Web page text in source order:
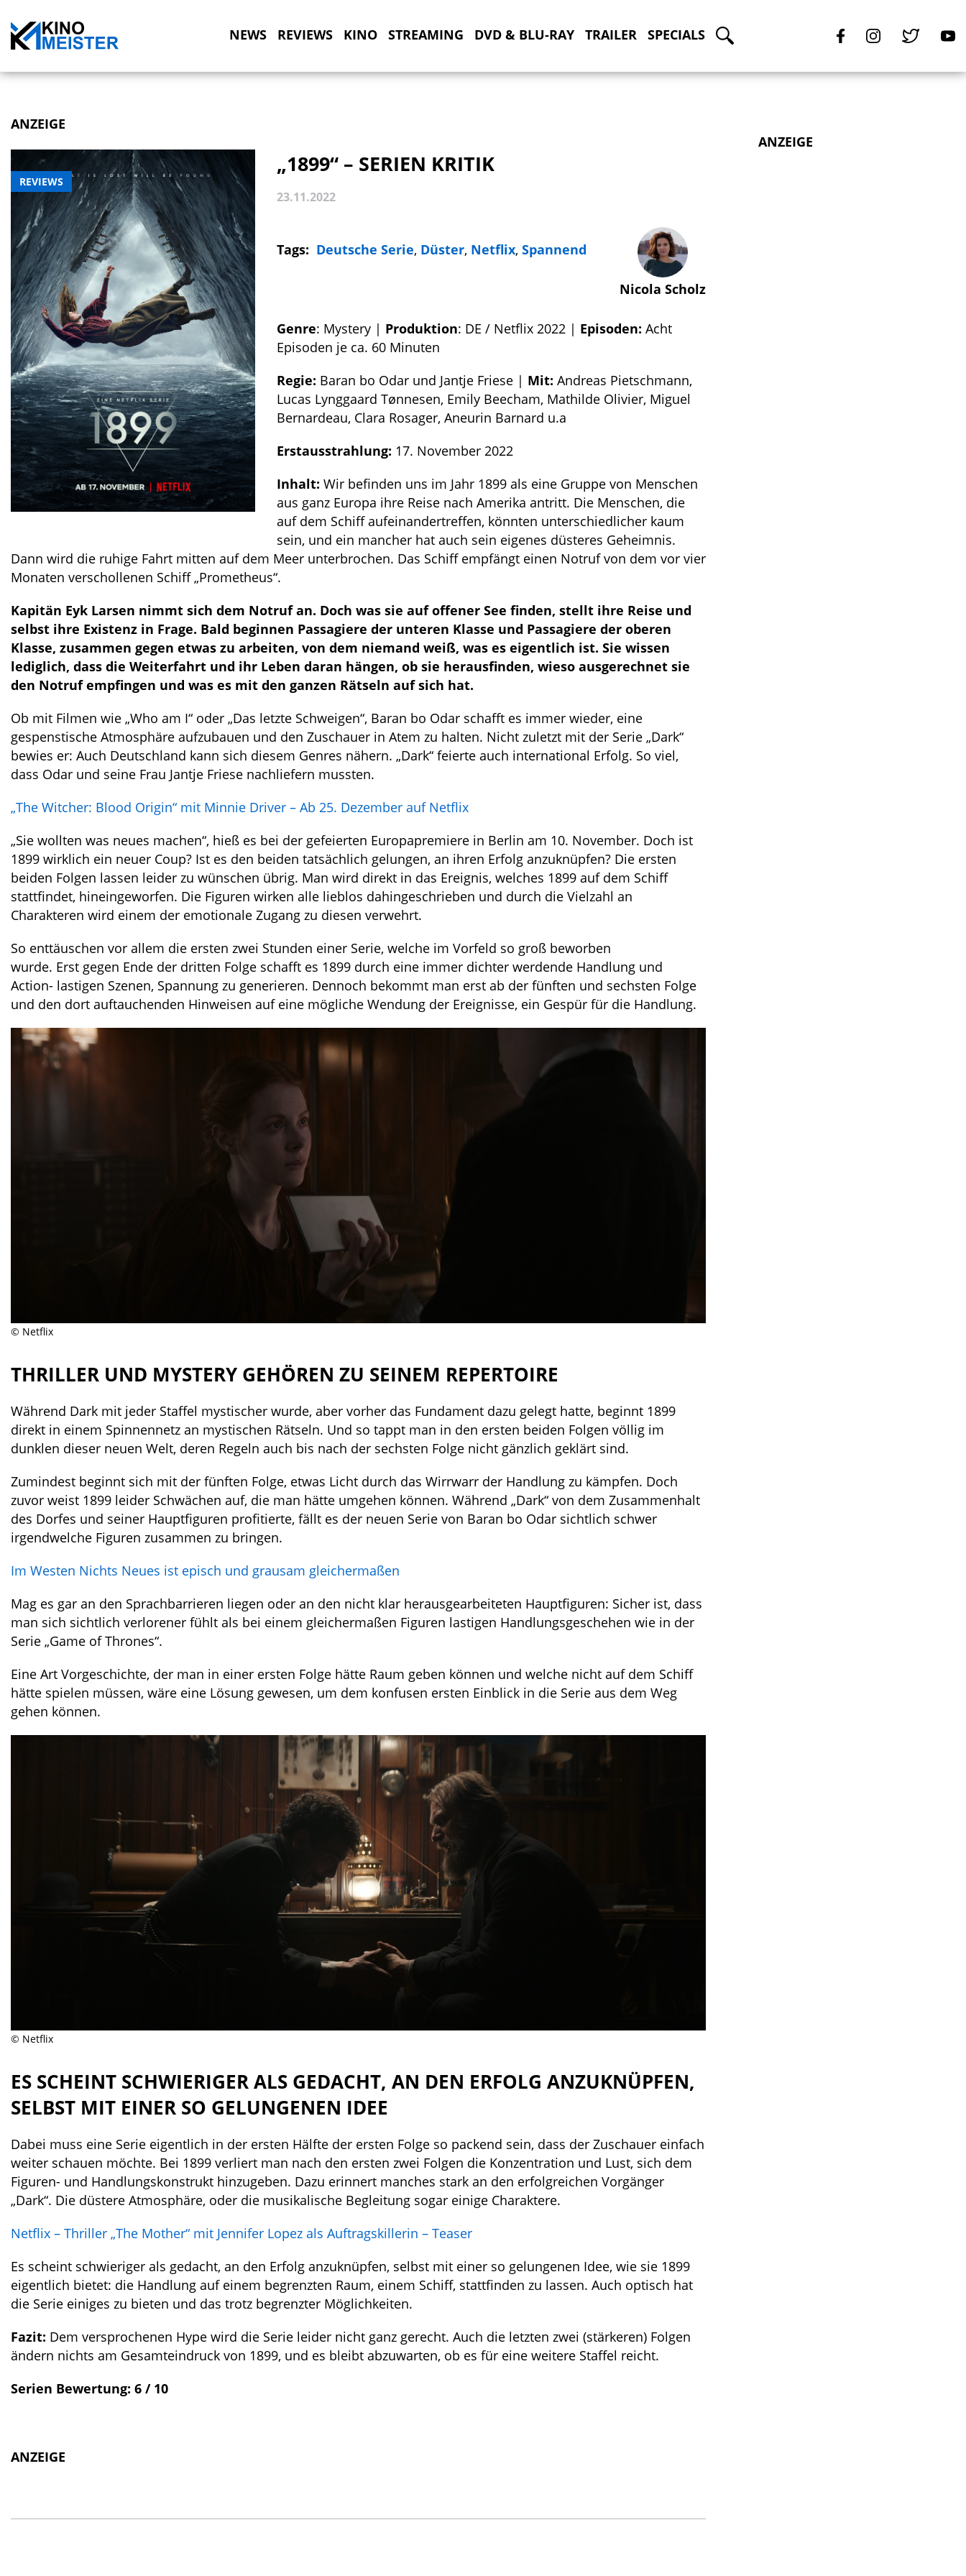
NEWS REVIEWS KINO STREAMING DVD & BLU-RAY TRAILER SPECIALS
ANZEIGE
REVIEWS
„1899“ – SERIEN KRITIK
23.11.2022
Tags: Deutsche Serie, Düster, Netflix, Spannend
Nicola Scholz
Genre: Mystery | Produktion: DE / Netflix 2022 | Episoden: Acht
Episoden je ca. 60 Minuten
Regie: Baran bo Odar und Jantje Friese | Mit: Andreas Pietschmann,
Lucas Lynggaard Tønnesen, Emily Beecham, Mathilde Olivier, Miguel
Bernardeau, Clara Rosager, Aneurin Barnard u.a
Erstausstrahlung: 17. November 2022
Inhalt: Wir befinden uns im Jahr 1899 als eine Gruppe von Menschen
aus ganz Europa ihre Reise nach Amerika antritt. Die Menschen, die
auf dem Schiff aufeinandertreffen, könnten unterschiedlicher kaum
sein, und ein mancher hat auch sein eigenes düsteres Geheimnis.
Dann wird die ruhige Fahrt mitten auf dem Meer unterbrochen. Das Schiff empfängt einen Notruf von dem vor vier
Monaten verschollenen Schiff „Prometheus“.
Kapitän Eyk Larsen nimmt sich dem Notruf an. Doch was sie auf offener See finden, stellt ihre Reise und
selbst ihre Existenz in Frage. Bald beginnen Passagiere der unteren Klasse und Passagiere der oberen
Klasse, zusammen gegen etwas zu arbeiten, von dem niemand weiß, was es eigentlich ist. Sie wissen
lediglich, dass die Weiterfahrt und ihr Leben daran hängen, ob sie herausfinden, wieso ausgerechnet sie
den Notruf empfingen und was es mit den ganzen Rätseln auf sich hat.
Ob mit Filmen wie „Who am I“ oder „Das letzte Schweigen“, Baran bo Odar schafft es immer wieder, eine
gespenstische Atmosphäre aufzubauen und den Zuschauer in Atem zu halten. Nicht zuletzt mit der Serie „Dark“
bewies er: Auch Deutschland kann sich diesem Genres nähern. „Dark“ feierte auch international Erfolg. So viel,
dass Odar und seine Frau Jantje Friese nachliefern mussten.
„The Witcher: Blood Origin“ mit Minnie Driver – Ab 25. Dezember auf Netflix
„Sie wollten was neues machen“, hieß es bei der gefeierten Europapremiere in Berlin am 10. November. Doch ist
1899 wirklich ein neuer Coup? Ist es den beiden tatsächlich gelungen, an ihren Erfolg anzuknüpfen? Die ersten
beiden Folgen lassen leider zu wünschen übrig. Man wird direkt in das Ereignis, welches 1899 auf dem Schiff
stattfindet, hineingeworfen. Die Figuren wirken alle lieblos dahingeschrieben und durch die Vielzahl an
Charakteren wird einem der emotionale Zugang zu diesen verwehrt.
So enttäuschen vor allem die ersten zwei Stunden einer Serie, welche im Vorfeld so groß beworben
wurde. Erst gegen Ende der dritten Folge schafft es 1899 durch eine immer dichter werdende Handlung und
Action- lastigen Szenen, Spannung zu generieren. Dennoch bekommt man erst ab der fünften und sechsten Folge
und den dort auftauchenden Hinweisen auf eine mögliche Wendung der Ereignisse, ein Gespür für die Handlung.
© Netflix
THRILLER UND MYSTERY GEHÖREN ZU SEINEM REPERTOIRE
Während Dark mit jeder Staffel mystischer wurde, aber vorher das Fundament dazu gelegt hatte, beginnt 1899
direkt in einem Spinnennetz an mystischen Rätseln. Und so tappt man in den ersten beiden Folgen völlig im
dunklen dieser neuen Welt, deren Regeln auch bis nach der sechsten Folge nicht gänzlich geklärt sind.
Zumindest beginnt sich mit der fünften Folge, etwas Licht durch das Wirrwarr der Handlung zu kämpfen. Doch
zuvor weist 1899 leider Schwächen auf, die man hätte umgehen können. Während „Dark“ von dem Zusammenhalt
des Dorfes und seiner Hauptfiguren profitierte, fällt es der neuen Serie von Baran bo Odar sichtlich schwer
irgendwelche Figuren zusammen zu bringen.
Im Westen Nichts Neues ist episch und grausam gleichermaßen
Mag es gar an den Sprachbarrieren liegen oder an den nicht klar herausgearbeiteten Hauptfiguren: Sicher ist, dass
man sich sichtlich verlorener fühlt als bei einem gleichermaßen Figuren lastigen Handlungsgeschehen wie in der
Serie „Game of Thrones“.
Eine Art Vorgeschichte, der man in einer ersten Folge hätte Raum geben können und welche nicht auf dem Schiff
hätte spielen müssen, wäre eine Lösung gewesen, um dem konfusen ersten Einblick in die Serie aus dem Weg
gehen können.
© Netflix
ES SCHEINT SCHWIERIGER ALS GEDACHT, AN DEN ERFOLG ANZUKNÜPFEN,
SELBST MIT EINER SO GELUNGENEN IDEE
Dabei muss eine Serie eigentlich in der ersten Hälfte der ersten Folge so packend sein, dass der Zuschauer einfach
weiter schauen möchte. Bei 1899 verliert man nach den ersten zwei Folgen die Konzentration und Lust, sich dem
Figuren- und Handlungskonstrukt hinzugeben. Dazu erinnert manches stark an den erfolgreichen Vorgänger
„Dark“. Die düstere Atmosphäre, oder die musikalische Begleitung sogar einige Charaktere.
Netflix – Thriller „The Mother“ mit Jennifer Lopez als Auftragskillerin – Teaser
Es scheint schwieriger als gedacht, an den Erfolg anzuknüpfen, selbst mit einer so gelungenen Idee, wie sie 1899
eigentlich bietet: die Handlung auf einem begrenzten Raum, einem Schiff, stattfinden zu lassen. Auch optisch hat
die Serie einiges zu bieten und das trotz begrenzter Möglichkeiten.
Fazit: Dem versprochenen Hype wird die Serie leider nicht ganz gerecht. Auch die letzten zwei (stärkeren) Folgen
ändern nichts am Gesamteindruck von 1899, und es bleibt abzuwarten, ob es für eine weitere Staffel reicht.
Serien Bewertung: 6 / 10
ANZEIGE
ANZEIGE